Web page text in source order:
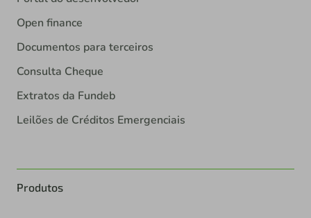
Open finance
Documentos para terceiros
Consulta Cheque
Extratos da Fundeb
Leilões de Créditos Emergenciais
Produtos